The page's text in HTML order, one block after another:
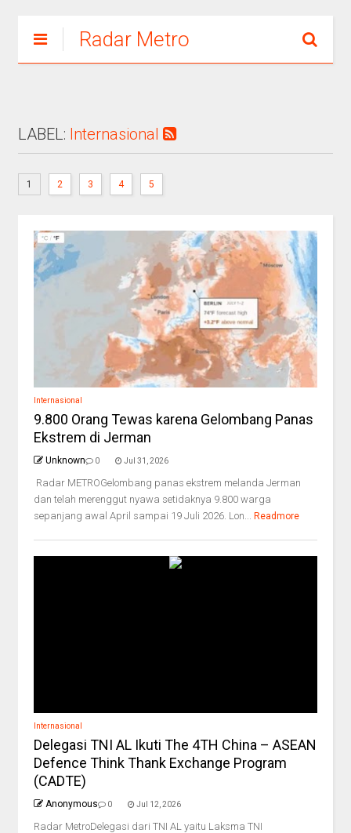
Radar Metro
LABEL: Internasional
1 2 3 4 5
Internasional
9.800 Orang Tewas karena Gelombang Panas
Ekstrem di Jerman
Unknown 0 Jul 31, 2026
Radar METROGelombang panas ekstrem melanda Jerman
dan telah merenggut nyawa setidaknya 9.800 warga
sepanjang awal April sampai 19 Juli 2026. Lon... Readmore
Internasional
Delegasi TNI AL Ikuti The 4TH China – ASEAN
Defence Think Thank Exchange Program
(CADTE)
Anonymous 0 Jul 12, 2026
Radar MetroDelegasi dari TNI AL yaitu Laksma TNI